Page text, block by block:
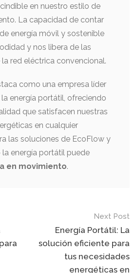
en nuestro estilo de
La capacidad de contar
energía móvil y sostenible
y nos libera de las
red eléctrica convencional.
como una empresa líder
energía portátil, ofreciendo
que satisfacen nuestras
en cualquier
las soluciones de EcoFlow y
energía portátil puede
en movimiento.
Next Post
Energía Portátil: La
solución eficiente para
tus necesidades
energéticas en